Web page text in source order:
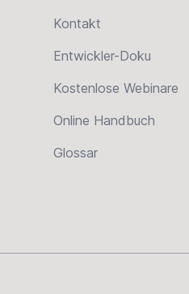
Kontakt
Entwickler-Doku
Kostenlose Webinare
Online Handbuch
Glossar